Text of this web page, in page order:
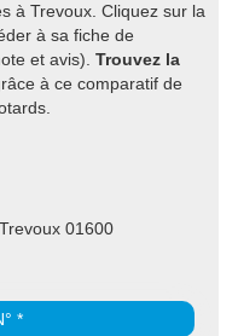
à Trevoux. Cliquez sur la
à sa fiche de
et avis). Trouvez la
à ce comparatif de
01600
*